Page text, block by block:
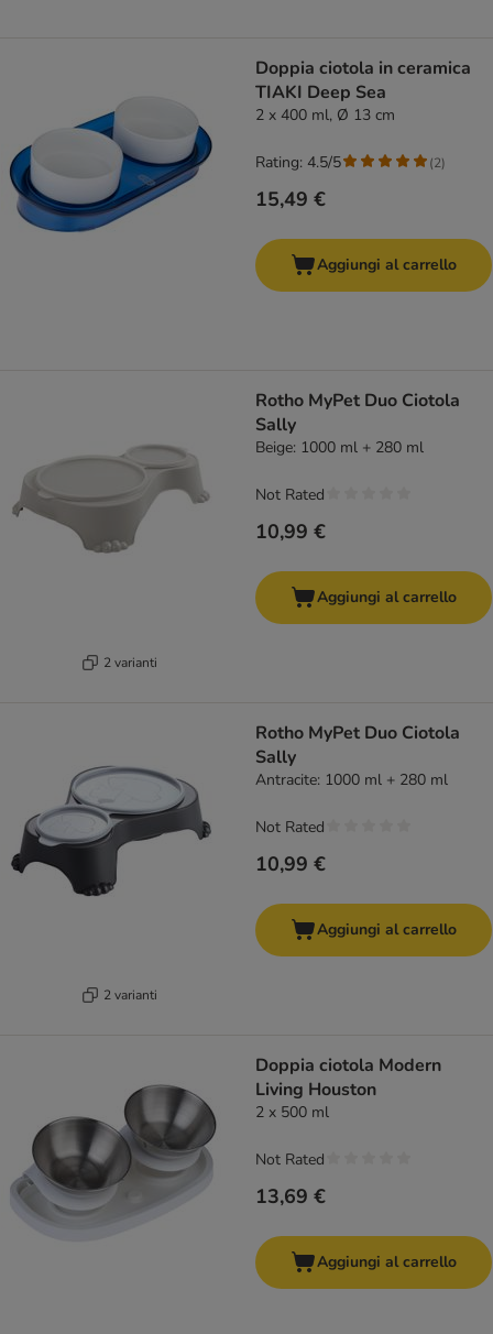
Doppia ciotola in ceramica
TIAKI Deep Sea
2 x 400 ml, Ø 13 cm
15,49 €
Rating: 4.5/5 (2)
Aggiungi al carrello
2 varianti
Rotho MyPet Duo Ciotola
Sally
Beige: 1000 ml + 280 ml
10,99 €
Not Rated
Aggiungi al carrello
2 varianti
Rotho MyPet Duo Ciotola
Sally
Antracite: 1000 ml + 280 ml
10,99 €
Not Rated
Aggiungi al carrello
Doppia ciotola Modern
Living Houston
2 x 500 ml
13,69 €
Not Rated
Aggiungi al carrello